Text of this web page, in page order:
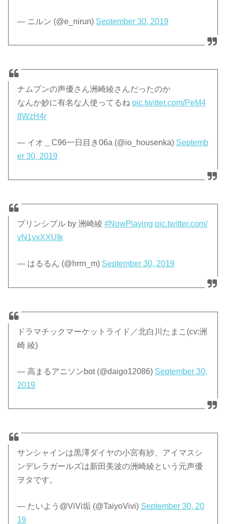
— ニルン (@e_nirun) September 30, 2019
ナムプンの声優さん洲崎綾さんだったのか
なんか妙に有名な人使ってるね pic.twitter.com/PeM4
8WzH4r
— イオ＿C96一日目き06a (@io_housenka) Septemb
er 30, 2019
プリンシプル by 洲崎綾#NowPlaying pic.twitter.com/
vN1yxXXUIk
— はるるん (@hrrn_m) September 30, 2019
ドラマチックマーケットライド／北白川たまこ(cv:洲
崎 綾)
— 高まるアニソンbot (@daigo12086) September 30,
2019
サンシャインは黒澤ダイヤの小宮有紗、アイマスシ
ンデレラガールズは新田美波の洲崎綾という元声優
ヲタです。
— たいよう@ViVi垢 (@TaiyoVivi) September 30, 20
19